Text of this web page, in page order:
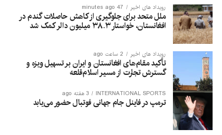
رویداد های اخیر 47 minutes ago
ملل متحد برای جلوگیری از کاهش حاصلات گندم در
افغانستان، خواستار ۳۸.۳ میلیون دالر کمک شد
رویداد های اخیر 2 ساعت ago
تأکید مقام‌های افغانستان و ایران بر تسهیل ویزه و
گسترش تجارت از مسیر اسلام‌قلعه
INTERNATIONAL SPORTS 3 هفته ago
ترمپ در فاینل جام جهانی فوتبال حضور می‌یابد